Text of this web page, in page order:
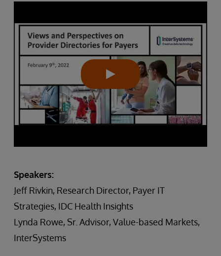
Speakers:
Jeff Rivkin, Research Director, Payer IT
Strategies, IDC Health Insights
Lynda Rowe, Sr. Advisor, Value-based Markets,
InterSystems